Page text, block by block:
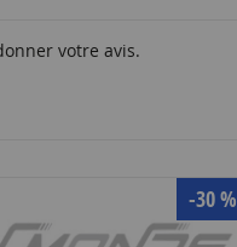
votre avis.
-30 %